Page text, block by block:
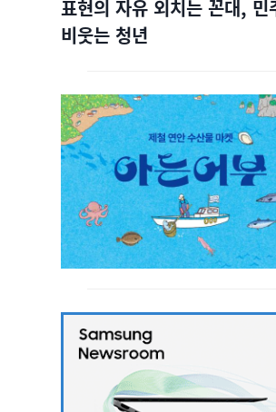
표현의 자유 외치는 꼰대, 민
비웃는 청년